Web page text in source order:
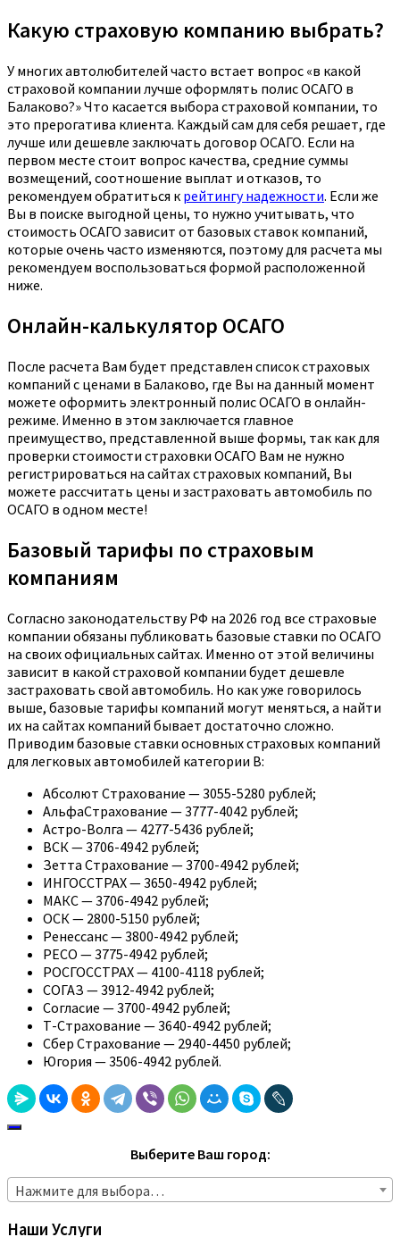
Какую страховую компанию выбрать?
У многих автолюбителей часто встает вопрос «в какой
страховой компании лучше оформлять полис ОСАГО в
Балаково?» Что касается выбора страховой компании, то
это прерогатива клиента. Каждый сам для себя решает, где
лучше или дешевле заключать договор ОСАГО. Если на
первом месте стоит вопрос качества, средние суммы
возмещений, соотношение выплат и отказов, то
рекомендуем обратиться к рейтингу надежности. Если же
Вы в поиске выгодной цены, то нужно учитывать, что
стоимость ОСАГО зависит от базовых ставок компаний,
которые очень часто изменяются, поэтому для расчета мы
рекомендуем воспользоваться формой расположенной
ниже.
Онлайн-калькулятор ОСАГО
После расчета Вам будет представлен список страховых
компаний с ценами в Балаково, где Вы на данный момент
можете оформить электронный полис ОСАГО в онлайн-
режиме. Именно в этом заключается главное
преимущество, представленной выше формы, так как для
проверки стоимости страховки ОСАГО Вам не нужно
регистрироваться на сайтах страховых компаний, Вы
можете рассчитать цены и застраховать автомобиль по
ОСАГО в одном месте!
Базовый тарифы по страховым
компаниям
Согласно законодательству РФ на 2026 год все страховые
компании обязаны публиковать базовые ставки по ОСАГО
на своих официальных сайтах. Именно от этой величины
зависит в какой страховой компании будет дешевле
застраховать свой автомобиль. Но как уже говорилось
выше, базовые тарифы компаний могут меняться, а найти
их на сайтах компаний бывает достаточно сложно.
Приводим базовые ставки основных страховых компаний
для легковых автомобилей категории B:
Абсолют Страхование — 3055-5280 рублей;
АльфаСтрахование — 3777-4042 рублей;
Астро-Волга — 4277-5436 рублей;
ВСК — 3706-4942 рублей;
Зетта Страхование — 3700-4942 рублей;
ИНГОССТРАХ — 3650-4942 рублей;
МАКС — 3706-4942 рублей;
ОСК — 2800-5150 рублей;
Ренессанс — 3800-4942 рублей;
РЕСО — 3775-4942 рублей;
РОСГОССТРАХ — 4100-4118 рублей;
СОГАЗ — 3912-4942 рублей;
Согласие — 3700-4942 рублей;
Т-Страхование — 3640-4942 рублей;
Сбер Страхование — 2940-4450 рублей;
Югория — 3506-4942 рублей.
Выберите Ваш город:
Нажмите для выбора…
Наши Услуги